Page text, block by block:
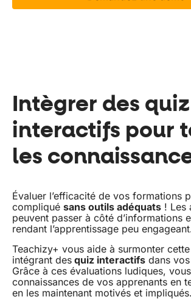
Intègrer des quiz
interactifs pour
les
Évaluer l’efficacité de vos formations
compliqué sans outils adéquats ! Les
peuvent passer à côté d’informations
rendant l’apprentissage peu
Teachizy+ vous aide à surmonter
intégrant des quiz interactifs dans
Grâce à ces évaluations ludiques,
connaissances de vos apprenants en
en les maintenant motivés et impliqués.